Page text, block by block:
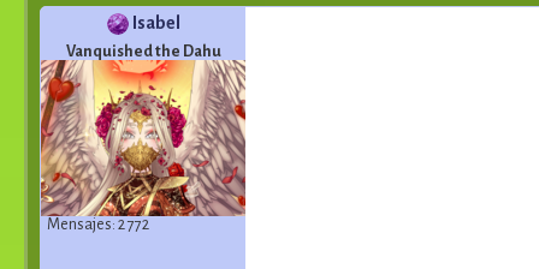
Isabel
Vanquished the Dahu
Mensajes: 2 772